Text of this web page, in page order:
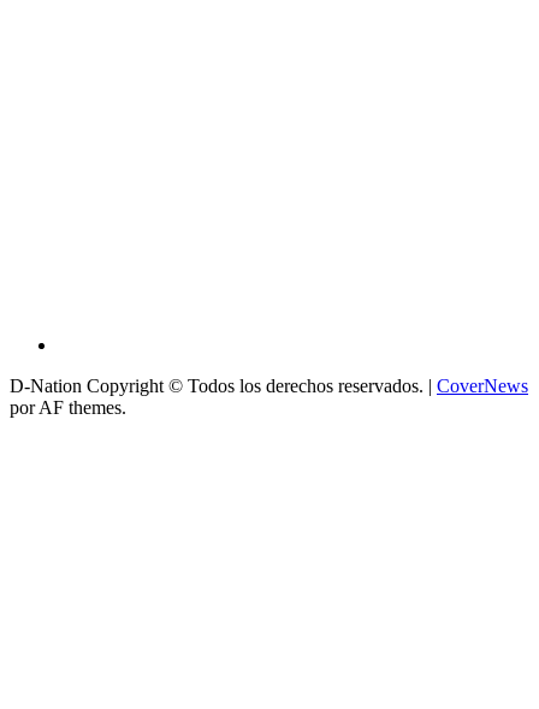
D-Nation Copyright © Todos los derechos reservados. | CoverNews
por AF themes.